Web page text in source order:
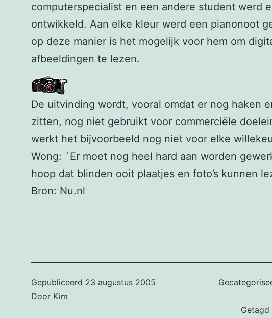
computerspecialist en een andere student werd
ontwikkeld. Aan elke kleur werd een pianonoot
op deze manier is het mogelijk voor hem om
afbeeldingen te lezen.
De uitvinding wordt, vooral omdat er nog haken
zitten, nog niet gebruikt voor commerciële
werkt het bijvoorbeeld nog niet voor elke
Wong: `Er moet nog heel hard aan worden
hoop dat blinden ooit plaatjes en foto’s kunnen
Bron: Nu.nl
Gepubliceerd 23 augustus 2005
Door Kim
Getagd